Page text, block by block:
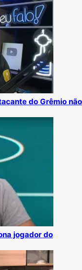
do Grêmio não
jogador do